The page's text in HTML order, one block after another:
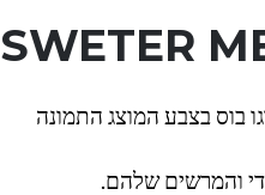
SWETER
בוס בצבע המוצג התמונה
והמרשים שלהם.